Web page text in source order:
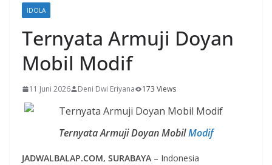
IDOLA
Ternyata Armuji Doyan
Mobil Modif
11 Juni 2026 Deni Dwi Eriyana 173 Views
Ternyata Armuji Doyan MobilModif
JADWALBALAP.COM, SURABAYA – Indonesia